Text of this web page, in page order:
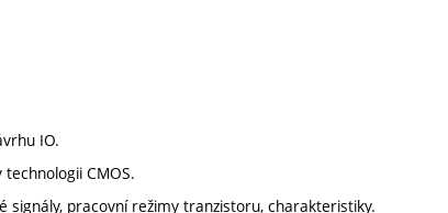
IO.
CMOS.
signály, pracovní režimy tranzistoru, charakteristiky.